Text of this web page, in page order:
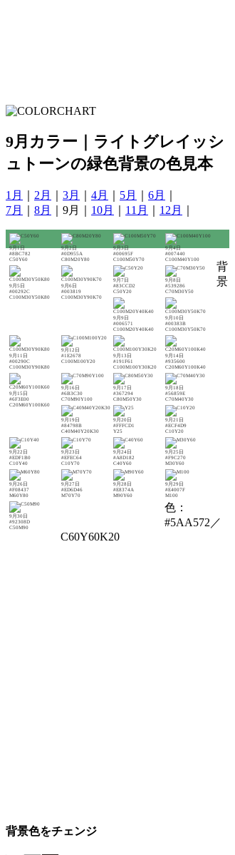
9月カラー｜ライトグレイッシ
ュトーンの緑色背景の色見本
1月 2月 3月 4月 5月 6月
7月
8月 ｜9月｜ 10月 11月 12月
9月1日
#8BC782
C50Y60
9月2日
#0D955A
C80M20Y80
9月3日
#00695F
C100M50Y70
9月4日
#007440
C100M40Y100
9月5日
#00292C
C100M30Y50K80
9月6日
#003819
C100M30Y90K70
9月7日
#83CCD2
C50Y20
9月8日
#539286
C70M30Y50
9月9日
#006571
C100M20Y40K40
9月10日
#00383B
C100M30Y50K70
9月11日
#00290C
C100M30Y90K80
9月12日
#1E2678
C100M100Y20
9月13日
#191F61
C100M100Y30K20
9月14日
#935600
C20M60Y100K40
9月15日
#6F3E00
C20M60Y100K60
9月16日
#6B3C30
C70M90Y100
9月17日
#367294
C80M50Y30
9月18日
#56859E
C70M40Y30
9月19日
#84798B
C40M40Y20K30
9月20日
#FFFCD1
Y25
9月21日
#ECF4D9
C10Y20
9月22日
#EDF1B0
C10Y40
9月23日
#EFEC64
C10Y70
9月24日
#A8D182
C40Y60
9月25日
#F9C270
M30Y60
9月26日
#F08437
M60Y80
9月27日
#ED6D46
M70Y70
9月28日
#E8374A
M90Y60
9月29日
#E4007F
M100
9月30日
#92308D
C50M90
背
景
色：
#5AA572／
C60Y60K20
背景色をチェンジ